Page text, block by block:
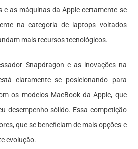
e as máquinas da Apple certamente se
na categoria de laptops voltados
mais recursos tecnológicos.
Snapdragon e as inovações na
claramente se posicionando para
os modelos MacBook da Apple, que
desempenho sólido. Essa competição
que se beneficiam de mais opções e
evolução.